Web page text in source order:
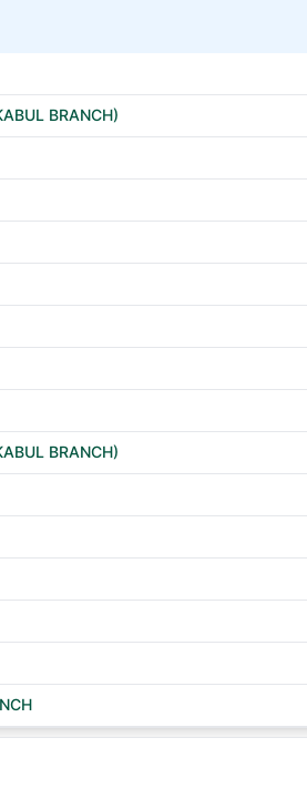
BRANCH)
BRANCH)